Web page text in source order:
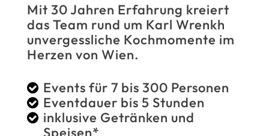
Mit 30 Jahren Erfahrung kreiert
das Team rund um Karl Wrenkh
unvergessliche Kochmomente im
Herzen von Wien.
Events für 7 bis 300 Personen
Eventdauer bis 5 Stunden
inklusive Getränken und
Speisen*